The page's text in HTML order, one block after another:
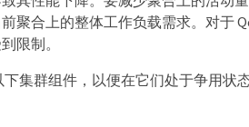
聚合上的整体工作负载需求。对于
限制。
下集群组件，以便在它们处于争用状